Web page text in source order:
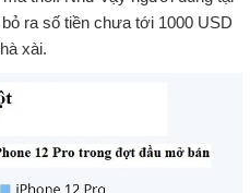
ra số tiền chưa tới 1000 USD
xài.